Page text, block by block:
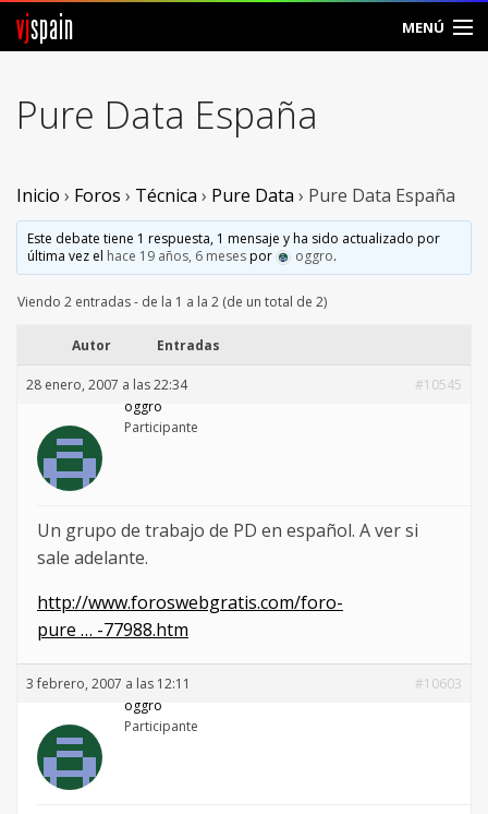
vjspain MENÚ
Foros
Vjspain
Contacto
Entrar
Crear Cuenta
Pure Data España
Inicio › Foros › Técnica › Pure Data › Pure Data España
Este debate tiene 1 respuesta, 1 mensaje y ha sido actualizado por
última vez el hace 19 años, 6 mesespor oggro.
Viendo 2 entradas - de la 1 a la 2 (de un total de 2)
Autor Entradas
28 enero, 2007 a las 22:34
#10545
oggro
Participante
Un grupo de trabajo de PD en español. A ver si
sale adelante.
http://www.foroswebgratis.com/foro-
pure … -77988.htm
3 febrero, 2007 a las 12:11
#10603
oggro
Participante